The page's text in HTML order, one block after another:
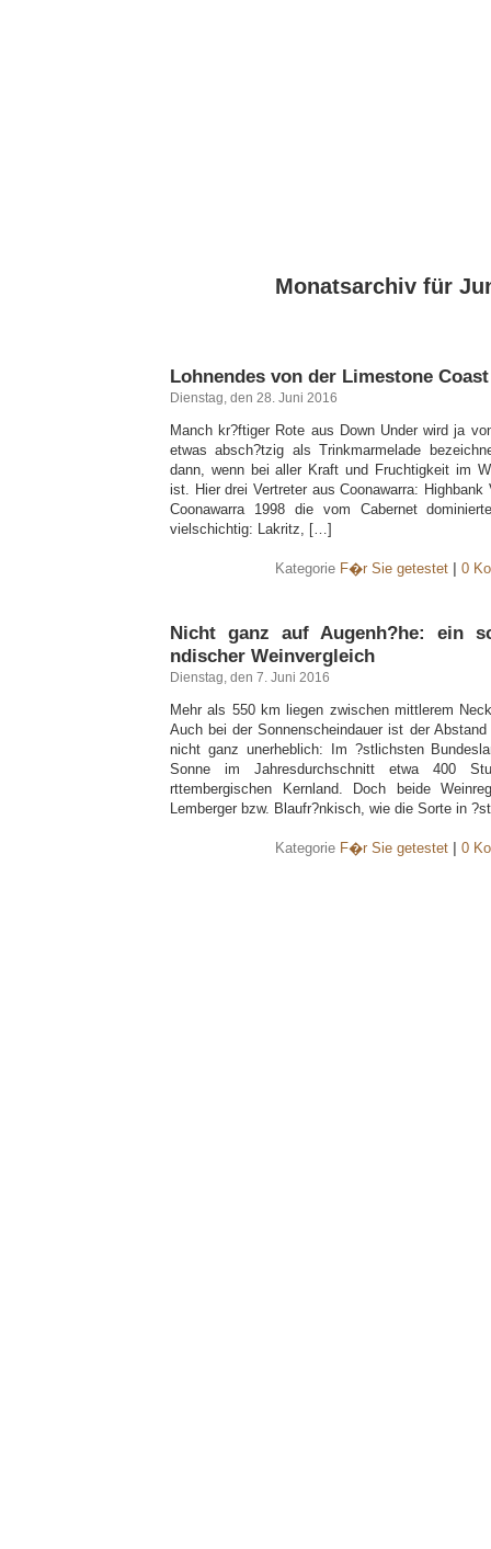
Monatsarchiv für
Lohnendes von der Limestone Coast
Dienstag, den 28. Juni 2016
Manch kr?ftiger Rote aus Down Under wird ja
etwas absch?tzig als Trinkmarmelade
dann, wenn bei aller Kraft und Fruchtigkeit im
ist. Hier drei Vertreter aus Coonawarra:
Coonawarra 1998 die vom Cabernet
vielschichtig: Lakritz, […]
Kategorie F�r Sie getestet 0
Nicht ganz auf Augenh?he: ein
ndischer Weinvergleich
Dienstag, den 7. Juni 2016
Mehr als 550 km liegen zwischen mittlerem
Auch bei der Sonnenscheindauer ist der
nicht ganz unerheblich: Im ?stlichsten
Sonne im Jahresdurchschnitt etwa 400
rttembergischen Kernland. Doch beide
Lemberger bzw. Blaufr?nkisch, wie die Sorte in
Kategorie F�r Sie getestet 0